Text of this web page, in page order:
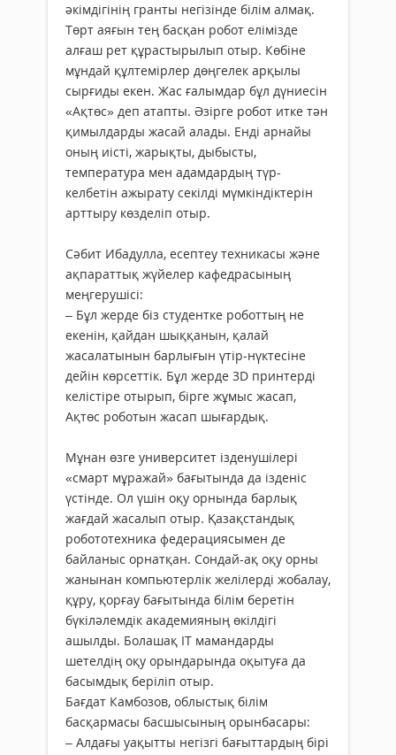
әкімдігінің гранты негізінде білім алмақ.
Төрт аяғын тең басқан робот елімізде
алғаш рет құрастырылып отыр. Көбіне
мұндай құлтемірлер дөңгелек арқылы
сырғиды екен. Жас ғалымдар бұл дүниесін
«Ақтөс» деп атапты. Әзірге робот итке тән
қимылдарды жасай алады. Енді арнайы
оның иісті, жарықты, дыбысты,
температура мен адамдардың түр-
келбетін ажырату секілді мүмкіндіктерін
арттыру көзделіп отыр.
Сәбит Ибадулла, есептеу техникасы және
ақпараттық жүйелер кафедрасының
меңгерушісі:
– Бұл жерде біз студентке роботтың не
екенін, қайдан шыққанын, қалай
жасалатынын барлығын үтір-нүктесіне
дейін көрсеттік. Бұл жерде 3D принтерді
келістіре отырып, бірге жұмыс жасап,
Ақтөс роботын жасап шығардық.
Мұнан өзге университет ізденушілері
«смарт мұражай» бағытында да ізденіс
үстінде. Ол үшін оқу орнында барлық
жағдай жасалып отыр. Қазақстандық
робототехника федерациясымен де
байланыс орнатқан. Сондай-ақ оқу орны
жанынан компьютерлік желілерді жобалау,
құру, қорғау бағытында білім беретін
бүкіләлемдік академияның өкілдігі
ашылды. Болашақ IT мамандарды
шетелдің оқу орындарында оқытуға да
басымдық беріліп отыр.
Бағдат Камбозов, облыстық білім
басқармасы басшысының орынбасары:
– Алдағы уақытты негізгі бағыттардың бірі